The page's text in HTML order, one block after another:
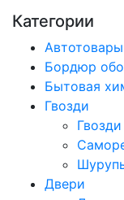
Категории
Автотовары
Бордюр
Бытовая
Гвозди
Гвозди
Двери